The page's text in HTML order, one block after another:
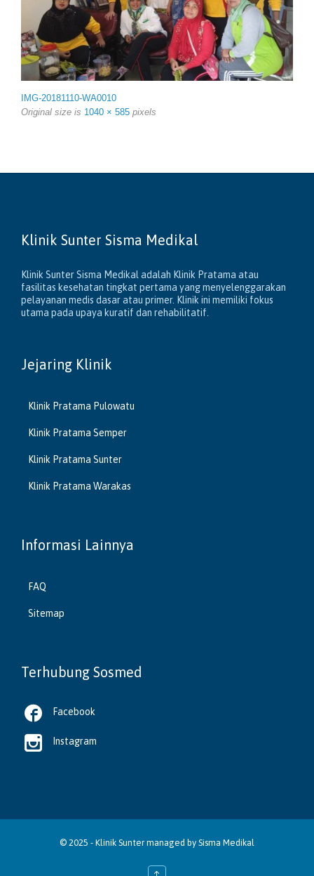
IMG-20181110-WA0010
Original size is 1040 × 585 pixels
Klinik Sunter Sisma Medikal
Klinik Sunter Sisma Medikal adalah Klinik Pratama atau
fasilitas kesehatan tingkat pertama yang menyelenggarakan
pelayanan medis dasar atau primer. Klinik ini memiliki fokus
utama pada upaya kuratif dan rehabilitatif.
Jejaring Klinik
Klinik Pratama Pulowatu
Klinik Pratama Semper
Klinik Pratama Sunter
Klinik Pratama Warakas
Informasi Lainnya
FAQ
Sitemap
Terhubung Sosmed
 Facebook
 Instagram
© 2025 - Klinik Suntermanaged by Sisma Medikal